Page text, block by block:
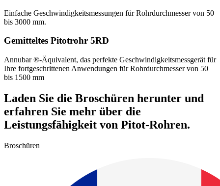
Einfache Geschwindigkeitsmessungen für Rohrdurchmesser von 50
bis 3000 mm.
Gemitteltes Pitotrohr 5RD
Annubar ®-Äquivalent, das perfekte Geschwindigkeitsmessgerät für
Ihre fortgeschrittenen Anwendungen für Rohrdurchmesser von 50
bis 1500 mm
Laden Sie die Broschüren herunter und
erfahren Sie mehr über die
Leistungsfähigkeit von Pitot-Rohren.
Broschüren